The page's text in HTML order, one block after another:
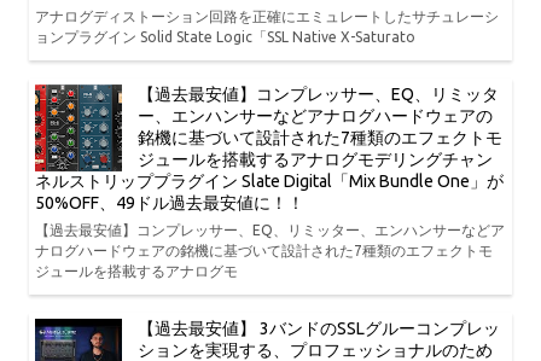
アナログディストーション回路を正確にエミュレートしたサチュレーシ
ョンプラグイン Solid State Logic「SSL Native X-Saturato
【過去最安値】コンプレッサー、EQ、リミッタ
ー、エンハンサーなどアナログハードウェアの
銘機に基づいて設計された7種類のエフェクトモ
ジュールを搭載するアナログモデリングチャン
ネルストリッププラグイン Slate Digital「Mix Bundle One」が
50%OFF、49ドル過去最安値に！！
【過去最安値】コンプレッサー、EQ、リミッター、エンハンサーなどア
ナログハードウェアの銘機に基づいて設計された7種類のエフェクトモ
ジュールを搭載するアナログモ
【過去最安値】 3バンドのSSLグルーコンプレッ
ションを実現する、プロフェッショナルのため